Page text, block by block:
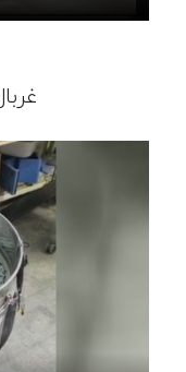
غربال 12 تن